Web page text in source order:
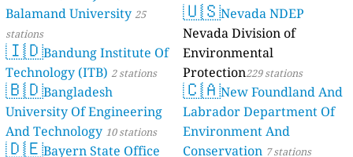
stations
Balamand University25
stations
🇮🇩Bandung Institute Of
Technology (ITB) 2 stations
🇧🇩Bangladesh
University Of Engineering
And Technology 10 stations
🇩🇪Bayern State Office
🇺🇸Nevada NDEP
Nevada Division of
Environmental
Protection229 stations
🇨🇦New Foundland And
Labrador Department Of
Environment And
Conservation 7 stations